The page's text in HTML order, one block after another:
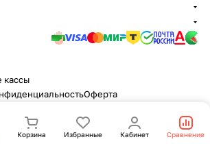
Корзина Избранные Кабинет Сравнение
кассы
Оферта